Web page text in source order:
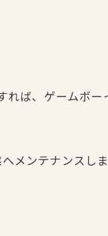
ば、ゲームボ
メンテナンスしま